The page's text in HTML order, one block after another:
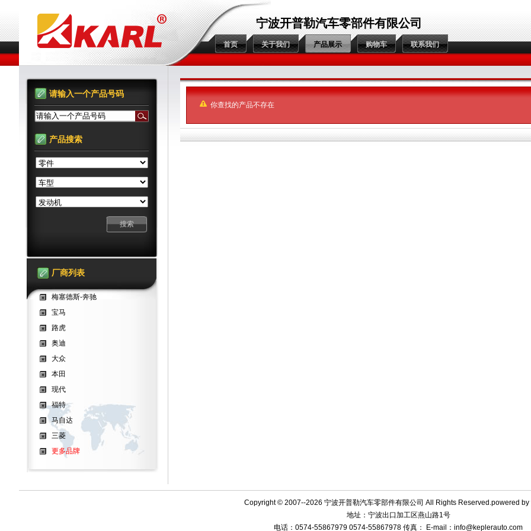
宁波开普勒汽车零部件有限公司
首页 关于我们 产品展示 购物车 联系我们
你查找的产品不存在
请输入一个产品号码
请输入一个产品号码
产品搜索
厂商列表
梅塞德斯-奔驰
宝马
路虎
奥迪
大众
本田
现代
福特
马自达
三菱
更多品牌
Copyright © 2007--2026 宁波开普勒汽车零部件有限公司 All Rights Reserved.powered by
地址：宁波出口加工区燕山路1号
电话：0574-55867979 0574-55867978 传真： E-mail：info@keplerauto.com